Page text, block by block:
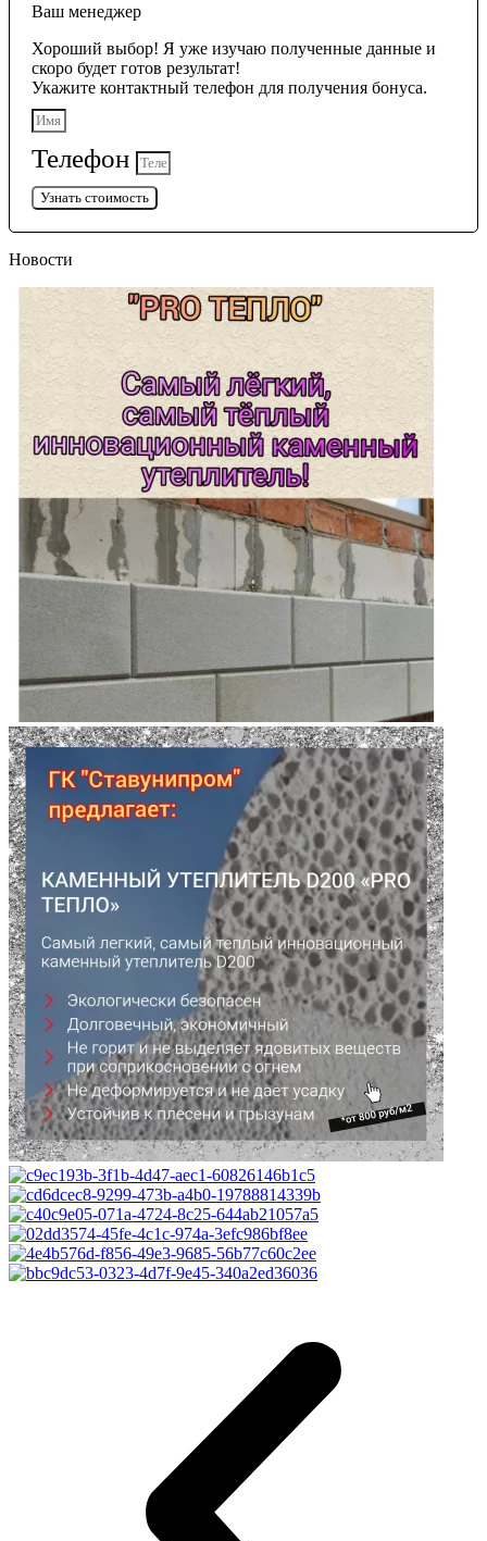
Ваш менеджер
Хороший выбор! Я уже изучаю полученные данные и
скоро будет готов результат!
Укажите контактный телефон для получения бонуса.
Телефон
Узнать стоимость
Новости